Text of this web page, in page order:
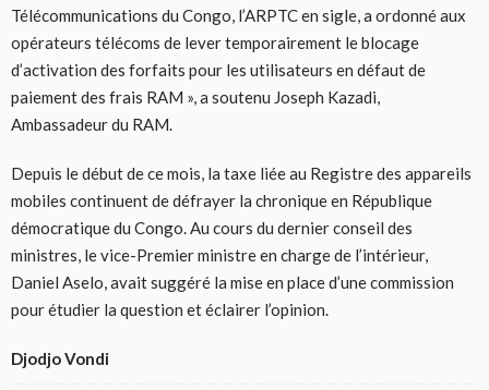
Télécommunications du Congo, l’ARPTC en sigle, a ordonné aux
opérateurs télécoms de lever temporairement le blocage
d’activation des forfaits pour les utilisateurs en défaut de
paiement des frais RAM », a soutenu Joseph Kazadi,
Ambassadeur du RAM.
Depuis le début de ce mois, la taxe liée au Registre des appareils
mobiles continuent de défrayer la chronique en République
démocratique du Congo. Au cours du dernier conseil des
ministres, le vice-Premier ministre en charge de l’intérieur,
Daniel Aselo, avait suggéré la mise en place d’une commission
pour étudier la question et éclairer l’opinion.
Djodjo Vondi